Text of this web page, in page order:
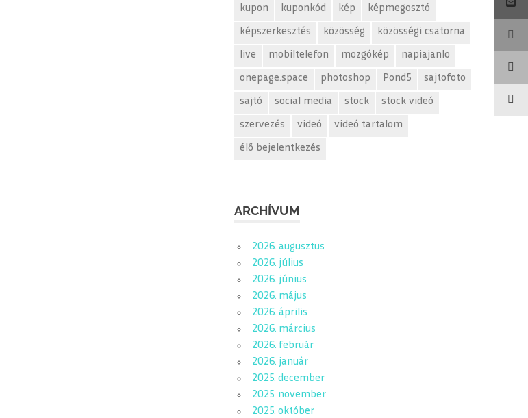
kupon kuponkód kép képmegosztó
képszerkesztés közösség közösségi csatorna
live mobiltelefon mozgókép napiajanlo
onepage.space photoshop Pond5 sajtofoto
sajtó social media stock stock videó
szervezés videó videó tartalom
élő bejelentkezés
ARCHÍVUM
2026. augusztus
2026. július
2026. június
2026. május
2026. április
2026. március
2026. február
2026. január
2025. december
2025. november
2025. október